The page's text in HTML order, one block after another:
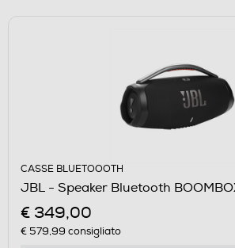
CASSE BLUETOOOTH
JBL - Speaker Bluetooth
€ 349,00
€ 579,99 consigliato